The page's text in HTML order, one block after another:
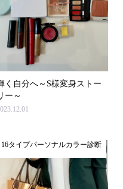
く自分へ～S様変身ストー
ー～
16タイプパーソナルカラー診断